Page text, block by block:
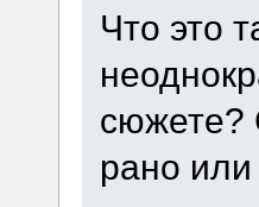
Что это
сюжете?
рано